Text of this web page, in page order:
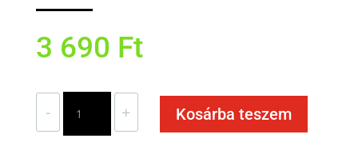
3 690 Ft
-
juhtúrós
sztrapacskával
+ Kosárba teszem